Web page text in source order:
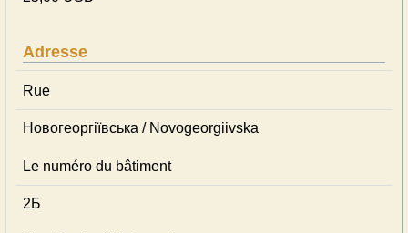
Adresse
Rue
Новогеоргіївська / Novogeorgiivska
Le numéro du bâtiment
2Б